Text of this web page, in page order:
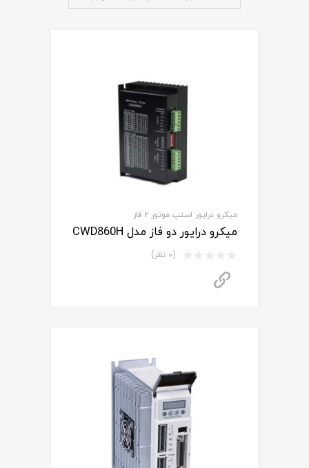
میکرو درایور استپ موتور 2 فاز
میکرو درایور دو فاز مدل CWD860H
(0 نظر)